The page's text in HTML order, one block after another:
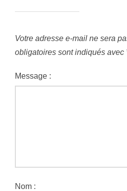
Votre adresse e-mail ne sera
obligatoires sont indiqués avec
Message :
Nom :